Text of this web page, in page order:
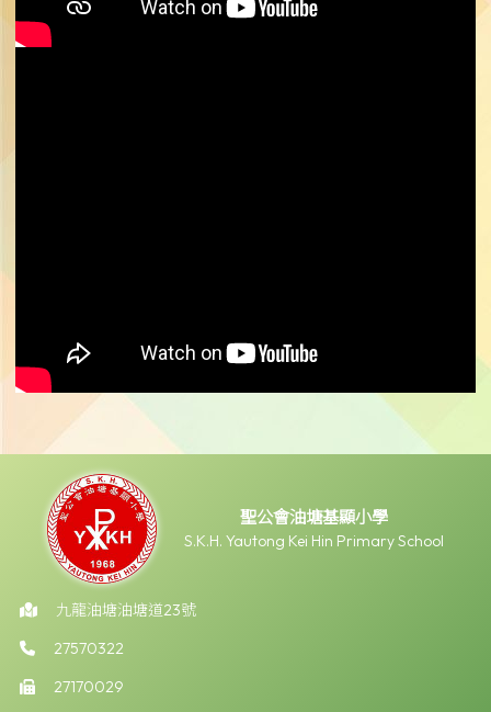
聖公會油塘基顯小學
S.K.H. Yautong Kei Hin Primary School
九龍油塘油塘道23號
27570322
27170029